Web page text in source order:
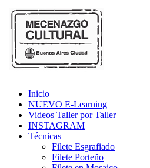
Inicio
NUEVO E-Learning
Videos Taller por Taller
INSTAGRAM
Técnicas
Filete Esgrafiado
Filete Porteño